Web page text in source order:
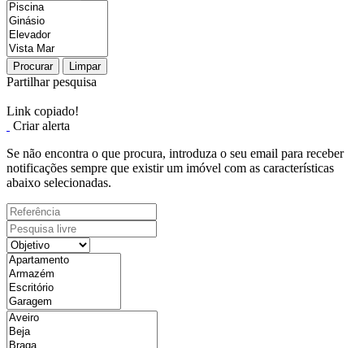
Procurar Limpar
Partilhar pesquisa
Link copiado!
Criar alerta
Se não encontra o que procura, introduza o seu email para receber
notificações sempre que existir um imóvel com as características
abaixo selecionadas.